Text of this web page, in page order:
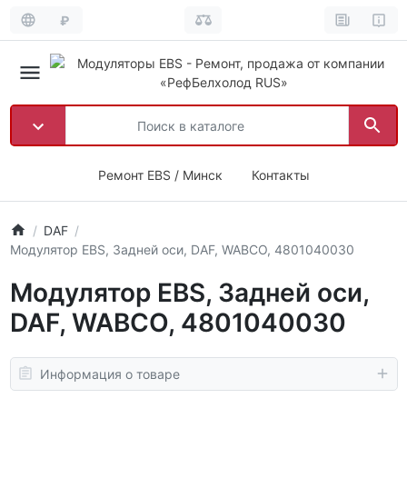
₽
Ремонт EBS / Минск Контакты
DAF
Модулятор EBS, Задней оси, DAF, WABCO, 4801040030
Модулятор EBS, Задней оси,
DAF, WABCO, 4801040030
Информация о товаре